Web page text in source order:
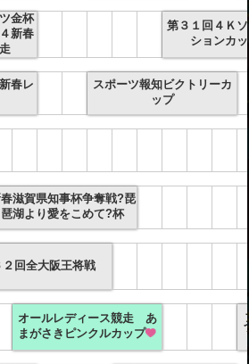
金杯
新春
第３１回４Ｋ
ションカ
春レ
スポーツ報知ビクトリーカ
ップ
滋賀県知事杯争奪戦?琵
琶湖より愛をこめて?杯
２回全大阪王将戦
オールレディース競走 あ
まがさきピンクルカップ